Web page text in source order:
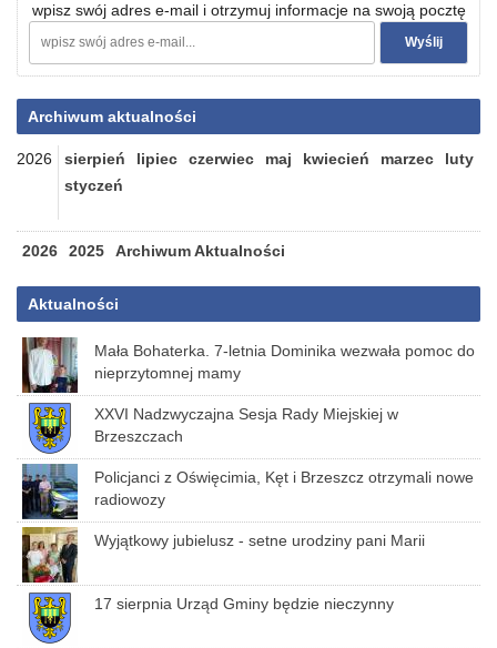
wpisz swój adres e-mail i otrzymuj informacje na swoją pocztę
Archiwum aktualności
2026 sierpień lipiec czerwiec maj kwiecień marzec
luty
styczeń
2026 2025 Archiwum Aktualności
Aktualności
Mała Bohaterka. 7-letnia Dominika wezwała pomoc do
nieprzytomnej mamy
XXVI Nadzwyczajna Sesja Rady Miejskiej w
Brzeszczach
Policjanci z Oświęcimia, Kęt i Brzeszcz otrzymali nowe
radiowozy
Wyjątkowy jubielusz - setne urodziny pani Marii
17 sierpnia Urząd Gminy będzie nieczynny